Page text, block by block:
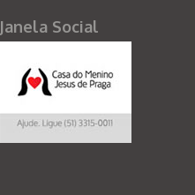
Janela Social